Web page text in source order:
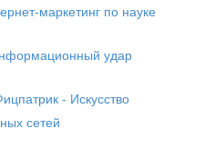
маркетинг по науке
удар
- Искусство
сетей